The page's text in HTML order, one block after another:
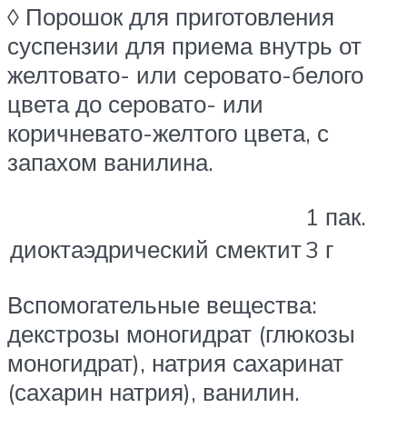
◊ Порошок для приготовления
суспензии для приема внутрь от
желтовато- или серовато-белого
цвета до серовато- или
коричневато-желтого цвета, с
запахом ванилина.
1 пак.
диоктаэдрический смектит3 г
Вспомогательные вещества:
декстрозы моногидрат (глюкозы
моногидрат), натрия сахаринат
(сахарин натрия), ванилин.